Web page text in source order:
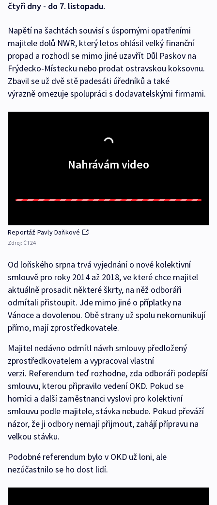
čtyři dny - do 7. listopadu.
Napětí na šachtách souvisí s úspornými opatřeními
majitele dolů NWR, který letos ohlásil velký finanční
propad a rozhodl se mimo jiné uzavřít Důl Paskov na
Frýdecko-Místecku nebo prodat ostravskou koksovnu.
Zbavil se už dvě stě padesáti úředníků a také
výrazně omezuje spolupráci s dodavatelskými firmami.
Nahrávám video
Reportáž Pavly Daňkové
Zdroj: ČT24
Od loňského srpna trvá vyjednání o nové kolektivní
smlouvě pro roky 2014 až 2018, ve které chce majitel
aktuálně prosadit některé škrty, na něž odboráři
odmítali přistoupit. Jde mimo jiné o příplatky na
Vánoce a dovolenou. Obě strany už spolu nekomunikují
přímo, mají zprostředkovatele.
Majitel nedávno odmítl návrh smlouvy předložený
zprostředkovatelem a vypracoval vlastní
verzi. Referendum teď rozhodne, zda odboráři podepíší
smlouvu, kterou připravilo vedení OKD. Pokud se
horníci a další zaměstnanci vysloví pro kolektivní
smlouvu podle majitele, stávka nebude. Pokud převáží
názor, že ji odbory nemají přijmout, zahájí přípravu na
velkou stávku.
Podobné referendum bylo v OKD už loni, ale
nezúčastnilo se ho dost lidí.